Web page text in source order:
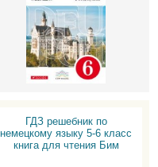
ГДЗ решебник по
немецкому языку 5-6 класс
книга для чтения Бим